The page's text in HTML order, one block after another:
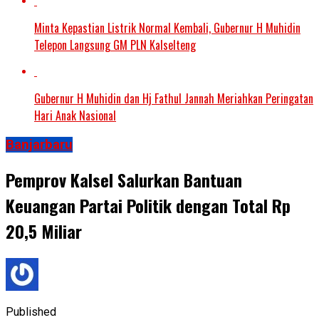
Minta Kepastian Listrik Normal Kembali, Gubernur H Muhidin
Telepon Langsung GM PLN Kalselteng
Gubernur H Muhidin dan Hj Fathul Jannah Meriahkan Peringatan
Hari Anak Nasional
Banjarbaru
Pemprov Kalsel Salurkan Bantuan
Keuangan Partai Politik dengan Total Rp
20,5 Miliar
Published